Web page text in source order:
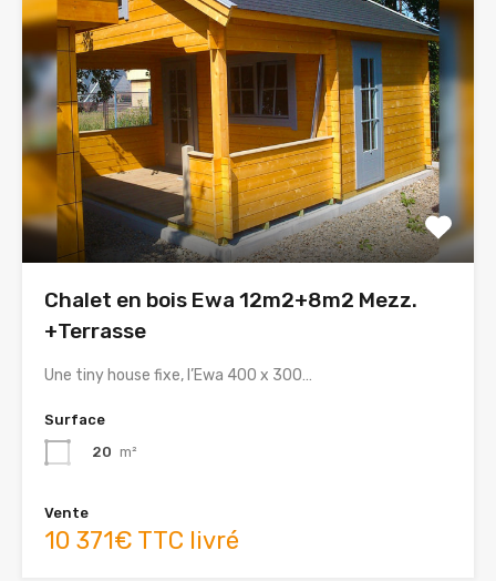
Chalet en bois Ewa 12m2+8m2 Mezz.
+Terrasse
Une tiny house fixe, l’Ewa 400 x 300…
Surface
20 m²
Vente
10 371€ TTC livré